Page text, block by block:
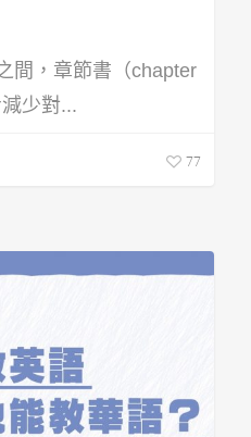
間，章節書（chapter
少對...
77